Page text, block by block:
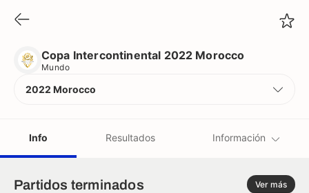
Copa Intercontinental 2022 Morocco
Mundo
2022 Morocco
Info Resultados Información
Partidos terminados Ver más